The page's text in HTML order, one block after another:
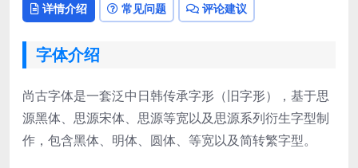
详情介绍 常见问题 评论建议
字体介绍
尚古字体是一套泛中日韩传承字形（旧字形），基于思
源黑体、思源宋体、思源等宽以及思源系列衍生字型制
作，包含黑体、明体、圆体、等宽以及简转繁字型。